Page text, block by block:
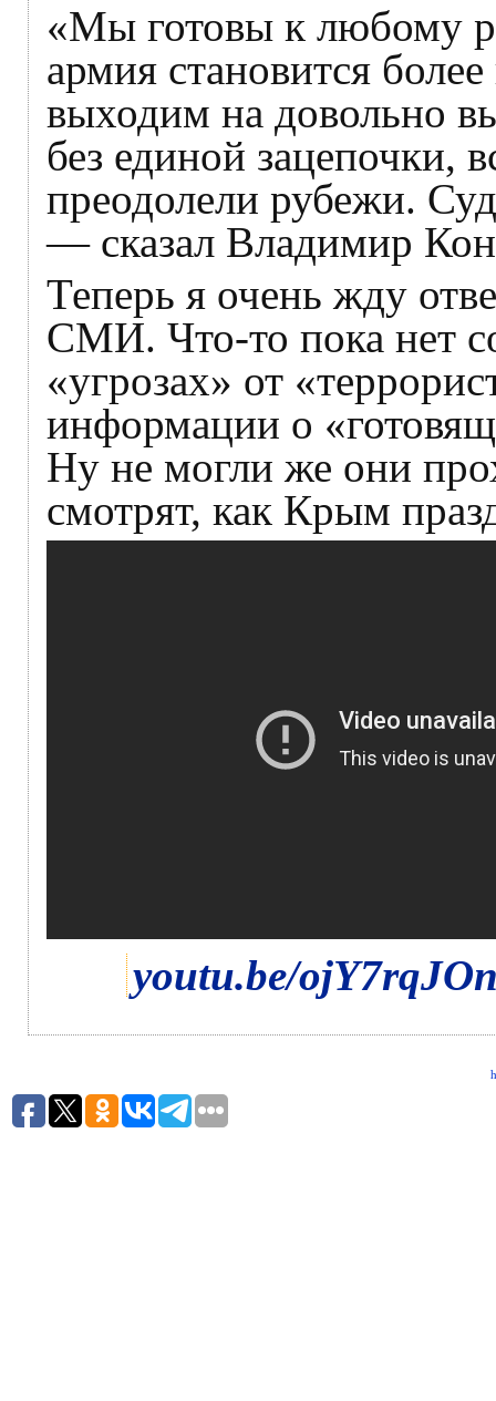
«Мы готовы к любому
армия становится
выходим на довольно
без единой зацепочки,
преодолели рубежи.
— сказал Владимир
Теперь я очень жду
СМИ. Что-то пока нет
«угрозах» от
информации о
Ну не могли же они
смотрят, как Крым
youtu.be/